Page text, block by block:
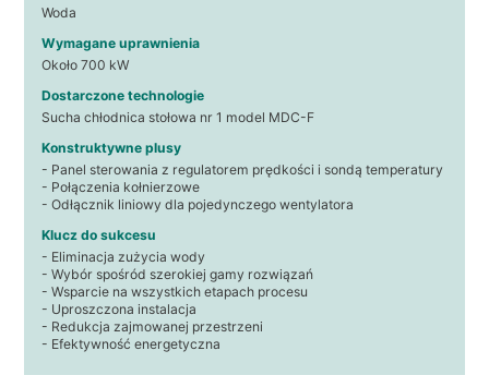
Woda
Wymagane uprawnienia
Około 700 kW
Dostarczone technologie
Sucha chłodnica stołowa nr 1 model MDC-F
Konstruktywne plusy
- Panel sterowania z regulatorem prędkości i sondą temperatury
- Połączenia kołnierzowe
- Odłącznik liniowy dla pojedynczego wentylatora
Klucz do sukcesu
- Eliminacja zużycia wody
- Wybór spośród szerokiej gamy rozwiązań
- Wsparcie na wszystkich etapach procesu
- Uproszczona instalacja
- Redukcja zajmowanej przestrzeni
- Efektywność energetyczna